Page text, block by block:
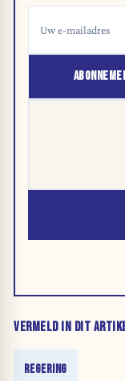
VERMELD IN DIT
REGERING